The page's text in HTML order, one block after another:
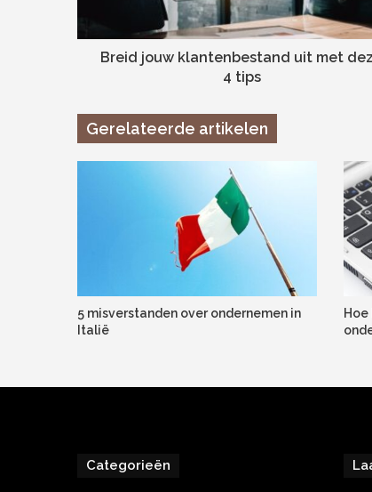
Breid jouw klantenbestand uit met
4 tips
Gerelateerde artikelen
5 misverstanden over ondernemen in
Italië
Categorieën